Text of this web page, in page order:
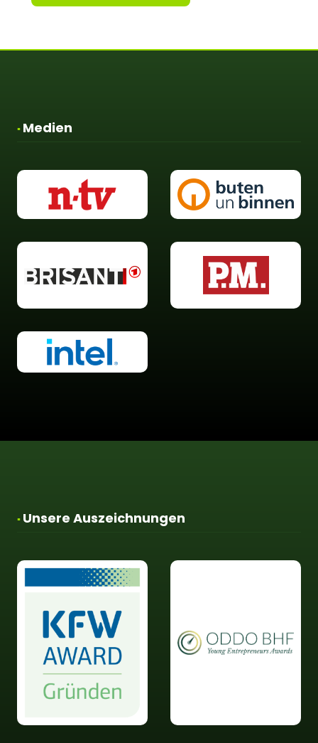
▪ Medien
▪ Unsere Auszeichnungen